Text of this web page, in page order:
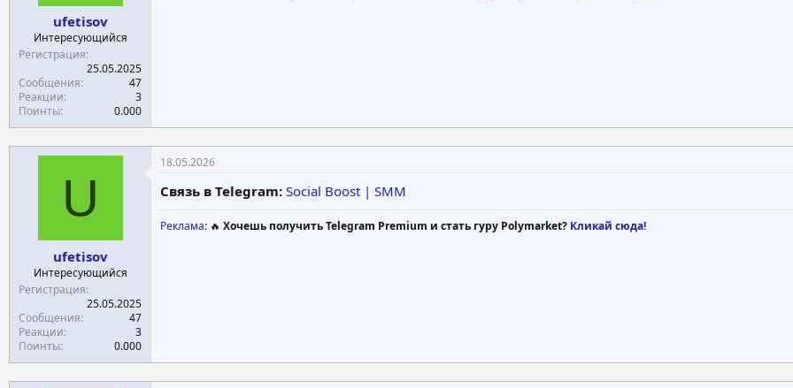
ufetisov
Интересующийся
Регистрация
25.05.2025
Сообщения
47
Реакции
3
Поинты
0.000
U
ufetisov
Интересующийся
Регистрация
25.05.2025
Сообщения
47
Реакции
3
Поинты
0.000
18.05.2026
Связь в Telegram: Social Boost | SMM
Реклама: 🔥 Хочешь получить Telegram Premium и стать гуру Polymarket? Кликай сюда!